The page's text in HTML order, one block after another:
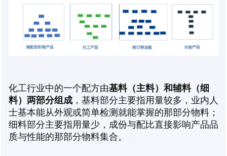
化工行业中的一个配方由基料（主料）和辅料（细
料）两部分组成 ，基料部分主要指用量较多，业内人
士基本能从外观或简单检测就能掌握的那部分物料；
细料部分主要指用量少，成份与配比直接影响产品品
质与性能的那部分物料集合。